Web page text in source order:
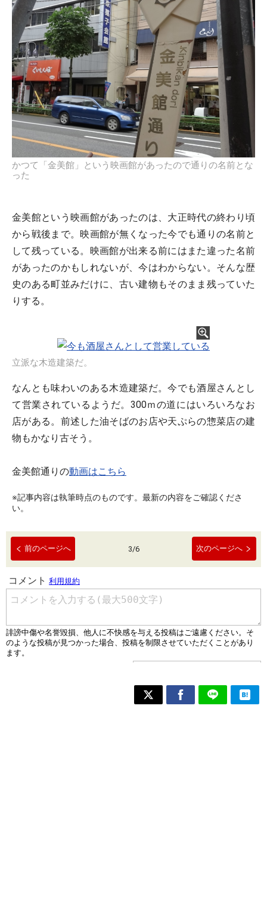
かつて「金美館」という映画館があったので通りの名前とな
った
金美館という映画館があったのは、大正時代の終わり頃
から戦後まで。映画館が無くなった今でも通りの名前と
して残っている。映画館が出来る前にはまた違った名前
があったのかもしれないが、今はわからない。そんな歴
史のある町並みだけに、古い建物もそのまま残っていた
りする。
立派な木造建築だ。
なんとも味わいのある木造建築だ。今でも酒屋さんとし
て営業されているようだ。300ｍの道にはいろいろなお
店がある。前述した油そばのお店や天ぷらの惣菜店の建
物もかなり古そう。
金美館通りの動画はこちら
※記事内容は執筆時点のものです。最新の内容をご確認くださ
い。
前のページへ 3/6 次のページへ